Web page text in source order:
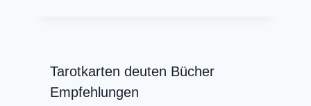
Tarotkarten deuten Bücher
Empfehlungen